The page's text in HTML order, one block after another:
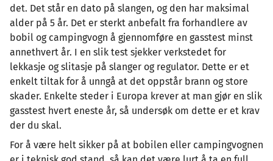
det. Det står en dato på slangen, og den har maksimal
alder på 5 år. Det er sterkt anbefalt fra forhandlere av
bobil og campingvogn å gjennomføre en gasstest minst
annethvert år. I en slik test sjekker verkstedet for
lekkasje og slitasje på slanger og regulator. Dette er et
enkelt tiltak for å unngå at det oppstår brann og store
skader. Enkelte steder i Europa krever at man gjør en slik
gasstest hvert eneste år, så undersøk om dette er et krav
der du skal.
For å være helt sikker på at bobilen eller campingvognen